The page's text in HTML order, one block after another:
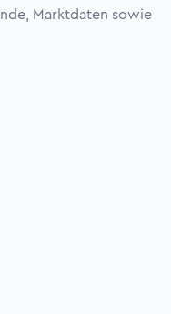
Marktdaten sowie